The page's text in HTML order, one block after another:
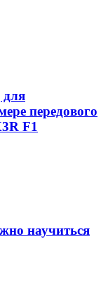
для
передового
F1
научиться